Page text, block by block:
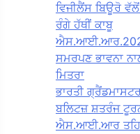
ਵਿਜੀਲੈਂਸ ਬਿਊਰੋ
ਰੰਗੇ ਹੱਥੀਂ ਕਾਬੂ
ਸਮਰਪਣ ਭਾਵਨਾ
ਮਿਤਰਾ
ਭਾਰਤੀ
ਬਲਿਟਜ਼ ਸ਼ਤਰੰਜ
ਐਸ.ਆਈ.ਆਰ